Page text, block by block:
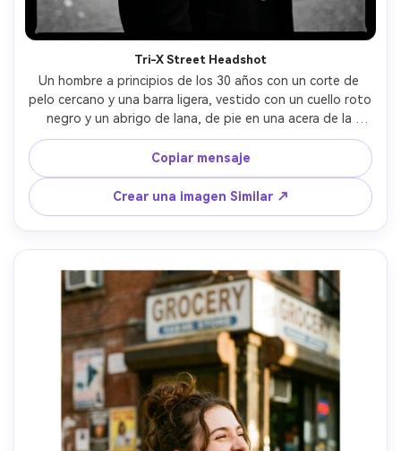
Tri-X Street Headshot
Un hombre a principios de los 30 años con un corte de
pelo cercano y una barra ligera, vestido con un cuello roto
negro y un abrigo de lana, de pie en una acera de la
ciudad, escaneo Kodak Tri-X 400 en blanco y negro de 35
mm con grano pronunciado y contraste profundo,
sensación Leica M6+35 mm, marco medio cuerpo, ligero
ángulo hacia abajo, bordes iluminados por las llantas de
los faros del coche que pasan, estado de ánimo editorial
seguro, poros realistas y sombras naturales, alta
resolución, enfoque nítido-AR 4:5
Copiar mensaje
Crear una imagen Similar ↗